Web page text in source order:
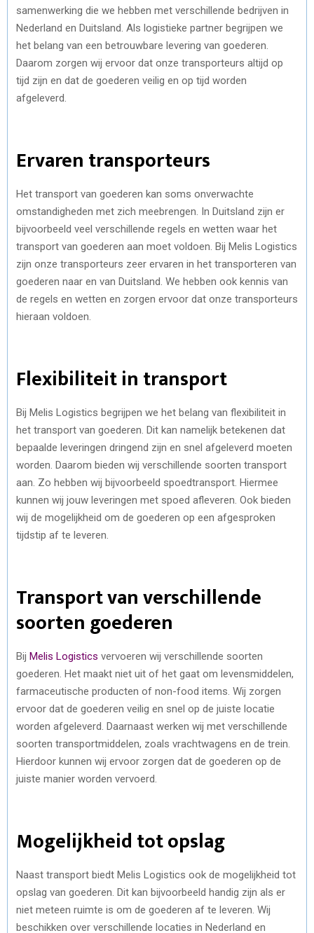
samenwerking die we hebben met verschillende bedrijven in
Nederland en Duitsland. Als logistieke partner begrijpen we
het belang van een betrouwbare levering van goederen.
Daarom zorgen wij ervoor dat onze transporteurs altijd op
tijd zijn en dat de goederen veilig en op tijd worden
afgeleverd.
Ervaren transporteurs
Het transport van goederen kan soms onverwachte
omstandigheden met zich meebrengen. In Duitsland zijn er
bijvoorbeeld veel verschillende regels en wetten waar het
transport van goederen aan moet voldoen. Bij Melis Logistics
zijn onze transporteurs zeer ervaren in het transporteren van
goederen naar en van Duitsland. We hebben ook kennis van
de regels en wetten en zorgen ervoor dat onze transporteurs
hieraan voldoen.
Flexibiliteit in transport
Bij Melis Logistics begrijpen we het belang van flexibiliteit in
het transport van goederen. Dit kan namelijk betekenen dat
bepaalde leveringen dringend zijn en snel afgeleverd moeten
worden. Daarom bieden wij verschillende soorten transport
aan. Zo hebben wij bijvoorbeeld spoedtransport. Hiermee
kunnen wij jouw leveringen met spoed afleveren. Ook bieden
wij de mogelijkheid om de goederen op een afgesproken
tijdstip af te leveren.
Transport van verschillende
soorten goederen
Bij Melis Logistics vervoeren wij verschillende soorten
goederen. Het maakt niet uit of het gaat om levensmiddelen,
farmaceutische producten of non-food items. Wij zorgen
ervoor dat de goederen veilig en snel op de juiste locatie
worden afgeleverd. Daarnaast werken wij met verschillende
soorten transportmiddelen, zoals vrachtwagens en de trein.
Hierdoor kunnen wij ervoor zorgen dat de goederen op de
juiste manier worden vervoerd.
Mogelijkheid tot opslag
Naast transport biedt Melis Logistics ook de mogelijkheid tot
opslag van goederen. Dit kan bijvoorbeeld handig zijn als er
niet meteen ruimte is om de goederen af te leveren. Wij
beschikken over verschillende locaties in Nederland en